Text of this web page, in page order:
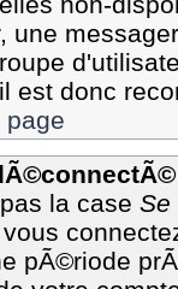
une
est donc
page
la case Se
pÃ©riode